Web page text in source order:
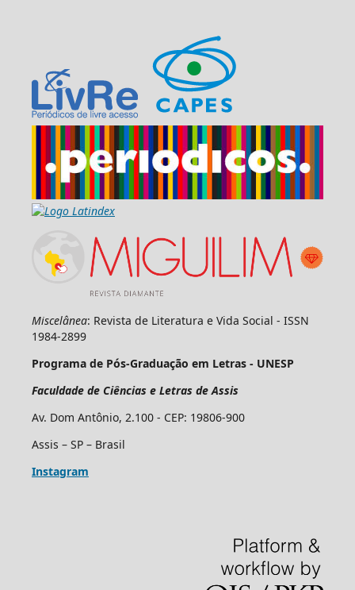
Miscelânea: Revista de Literatura e Vida Social - ISSN
1984-2899
Programa de Pós-Graduação em Letras - UNESP
Faculdade de Ciências e Letras de Assis
Av. Dom Antônio, 2.100 - CEP: 19806-900
Assis – SP – Brasil
Instagram